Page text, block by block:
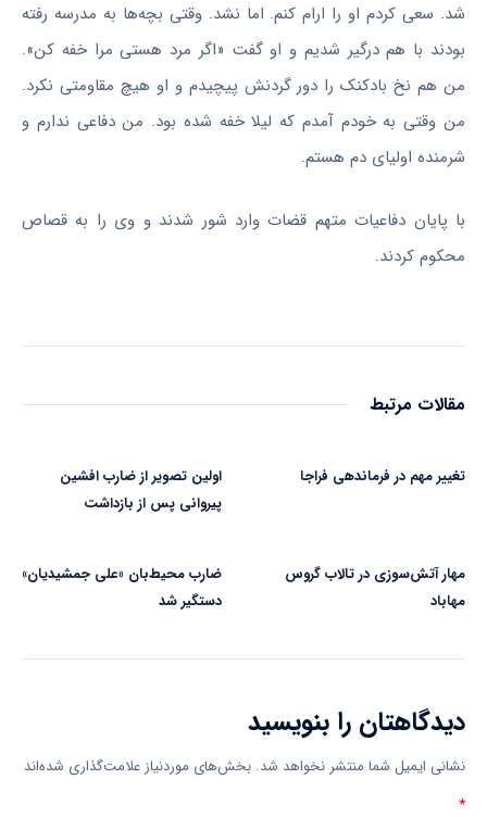
شد. سعی کردم او را ارام کنم. اما نشد. وقتی بچه‌ها به مدرسه رفته
بودند با هم درگیر شدیم و او گفت «اگر مرد هستی مرا خفه کن».
من هم نخ بادکنک را دور گردنش پیچیدم و او هیچ مقاومتی نکرد.
من وقتی به خودم آمدم که لیلا خفه شده بود. من دفاعی ندارم و
شرمنده اولیای دم هستم.
با پایان دفاعیات متهم قضات وارد شور شدند و وی را به قصاص
محکوم کردند.
مقالات مرتبط
تغییر مهم در فرماندهی فراجا
اولین تصویر از ضارب افشین
پیروانی پس از بازداشت
مهار آتش‌سوزی در تالاب گروس
مهاباد
ضارب محیط‌بان «علی جمشیدیان»
دستگیر شد
دیدگاهتان را بنویسید
نشانی ایمیل شما منتشر نخواهد شد. بخش‌های موردنیاز علامت‌گذاری شده‌اند
*